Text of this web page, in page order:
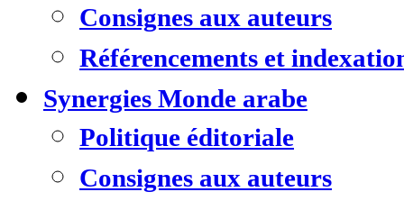
Consignes aux auteurs
Référencements et
Synergies Monde arabe
Politique éditoriale
Consignes aux auteurs